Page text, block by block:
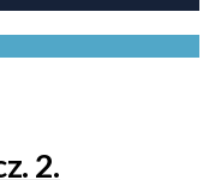
2.